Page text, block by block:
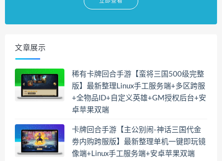
文章展示
稀有卡牌回合手游【蛮将三国500级完整
版】最新整理Linux手工服务端+多区跨服
+全物品ID+自定义英雄+GM授权后台+安
卓苹果双端
卡牌回合手游【主公别闹-神话三国代金
劵内购跨服版】最新整理单机一键即玩镜
像端+Linux手工服务端+安卓苹果双端